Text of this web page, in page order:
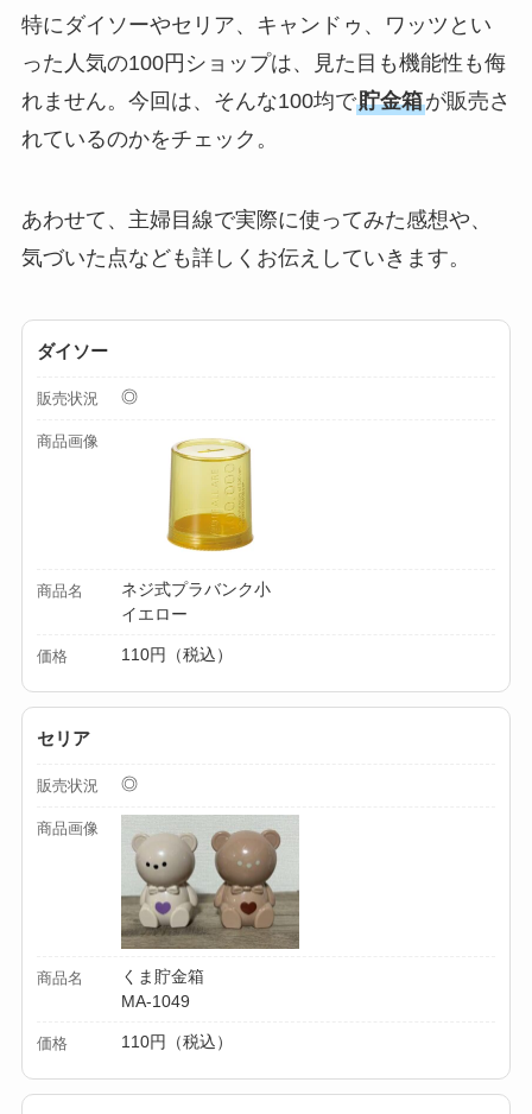
ドの違いもわかりや
【100均】ダイソー/
すめ通販も紹介！
セリア等でテントロ
特にダイソーやセリア、キャンドゥ、ワッツとい
った人気の100円ショップは、見た目も機能性も侮
れません。今回は、そんな100均で貯金箱が販売さ
れているのかをチェック。
あわせて、主婦目線で実際に使ってみた感想や、
気づいた点なども詳しくお伝えしていきます。
ダイソー
販売状況 ◎
商品画像
商品名
ネジ式プラバンク小
イエロー
価格 110円（税込）
セリア
販売状況 ◎
商品画像
商品名
くま貯金箱
MA-1049
価格 110円（税込）